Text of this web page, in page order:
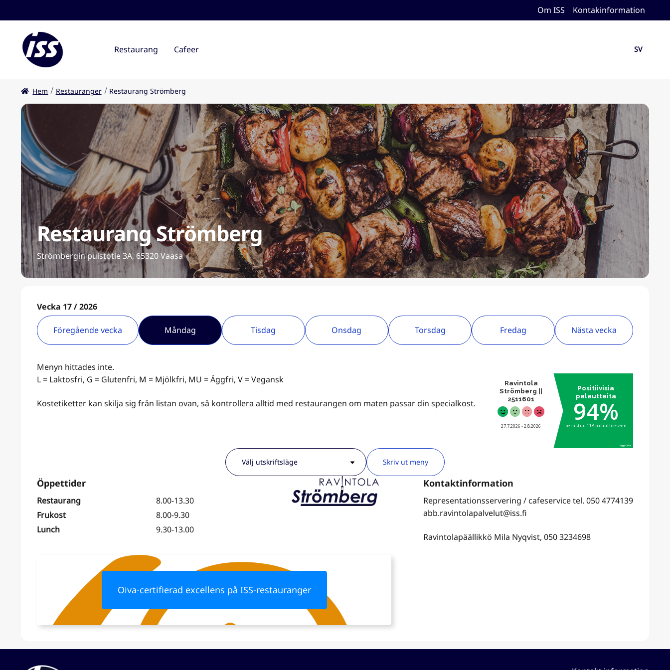
Om ISS Kontakinformation
Restaurang Cafeer SV
Hem Restauranger Restaurang Strömberg
Restaurang Strömberg
Strömbergin puistotie 3A, 65320 Vaasa
Vecka 17 / 2026
Föregående vecka Måndag Tisdag Onsdag Torsdag Fredag Nästa vecka
Menyn hittades inte.
L = Laktosfri, G = Glutenfri, M = Mjölkfri, MU = Äggfri, V = Vegansk
Kostetiketter kan skilja sig från listan ovan, så kontrollera alltid med restaurangen om maten passar din specialkost.
Skriv ut meny
Restaurang
8.00-13.30
Frukost
8.00-9.30
Lunch
9.30-13.00
Representationsservering / cafeservice tel. 050 4774139
abb.ravintolapalvelut@iss.fi
Ravintolapäällikkö Mila Nyqvist, 050 3234698
Oiva-certifierad excellens på ISS-restauranger